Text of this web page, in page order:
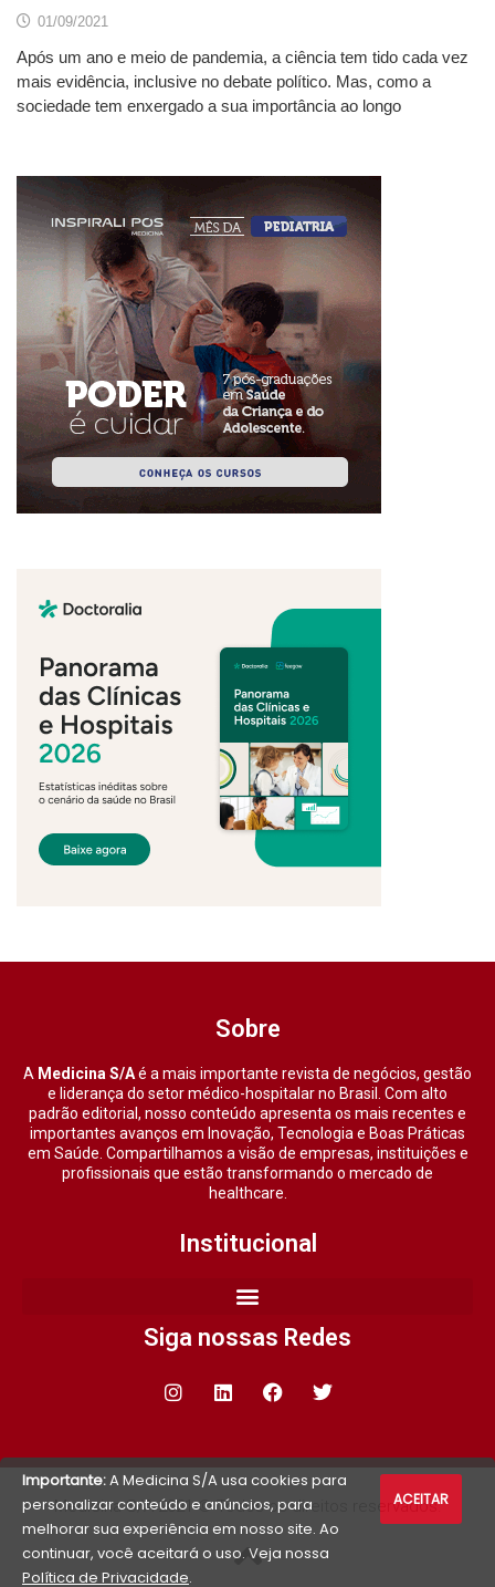
01/09/2021
Após um ano e meio de pandemia, a ciência tem tido cada vez
mais evidência, inclusive no debate político. Mas, como a
sociedade tem enxergado a sua importância ao longo
Sobre
A Medicina S/Aé a mais importante revista de negócios, gestão
e liderança do setor médico-hospitalar no Brasil. Com alto
padrão editorial, nosso conteúdo apresenta os mais recentes e
importantes avanços em Inovação, Tecnologia e Boas Práticas
em Saúde. Compartilhamos a visão de empresas, instituições e
profissionais que estão transformando o mercado de
healthcare.
Institucional
Siga nossas Redes
Medicina S/A 2021 © Todos os direitos reservados.
Importante:A Medicina S/A usa cookies para
personalizar conteúdo e anúncios, para
melhorar sua experiência em nosso site. Ao
continuar, você aceitará o uso. Veja nossa
Política de Privacidade.
ACEITAR